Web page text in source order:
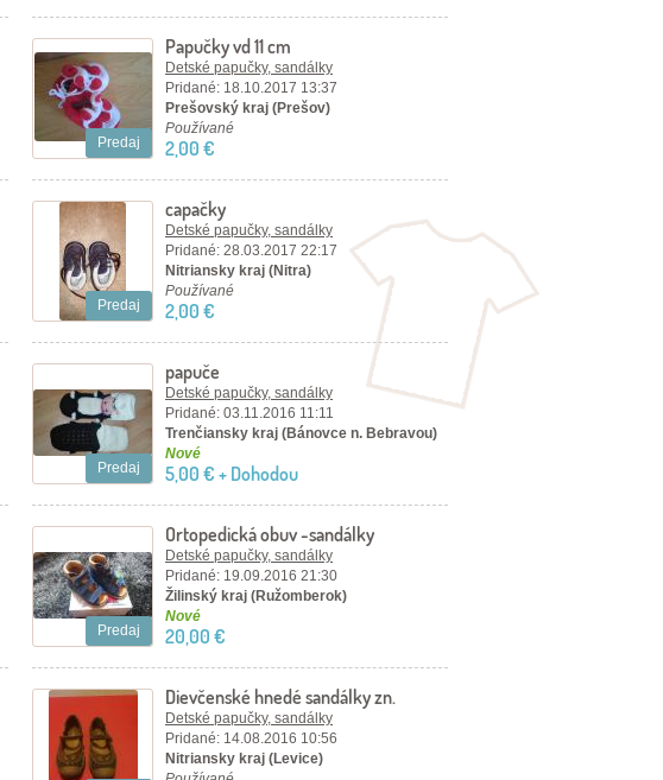
Predaj
Papučky vd 11 cm
Detské papučky, sandálky
Pridané: 18.10.2017 13:37
Prešovský kraj (Prešov)
Používané
2,00 €
Predaj
capačky
Detské papučky, sandálky
Pridané: 28.03.2017 22:17
Nitriansky kraj (Nitra)
Používané
2,00 €
Predaj
papuče
Detské papučky, sandálky
Pridané: 03.11.2016 11:11
Trenčiansky kraj (Bánovce n. Bebravou)
Nové
5,00 € + Dohodou
Predaj
Ortopedická obuv -sandálky
Detské papučky, sandálky
Pridané: 19.09.2016 21:30
Žilinský kraj (Ružomberok)
Nové
20,00 €
Dievčenské hnedé sandálky zn.
KORNECKI
Detské papučky, sandálky
Pridané: 14.08.2016 10:56
Nitriansky kraj (Levice)